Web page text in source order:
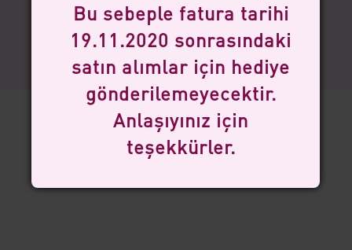
Bu sebeple fatura tarihi
19.11.2020 sonrasındaki
satın alımlar için hediye
gönderilemeyecektir.
Anlaşıyınız için
teşekkürler.